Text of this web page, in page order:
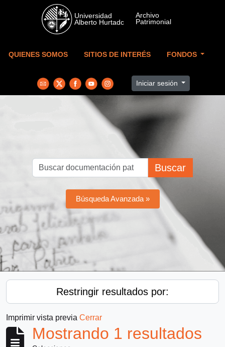
Skip to main content
QUIENES SOMOS SITIOS DE INTERÉS FONDOS
Iniciar sesión
Buscar
Búsqueda Avanzada »
Restringir resultados por:
Imprimir vista previa Cerrar
Mostrando 1 resultados